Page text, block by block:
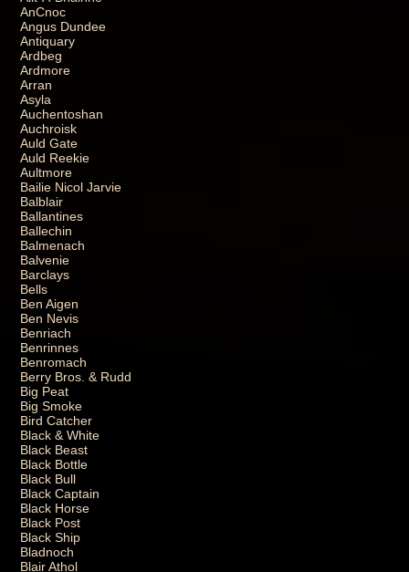
AnCnoc
Angus Dundee
Antiquary
Ardbeg
Ardmore
Arran
Asyla
Auchentoshan
Auchroisk
Auld Gate
Auld Reekie
Aultmore
Bailie Nicol Jarvie
Balblair
Ballantines
Ballechin
Balmenach
Balvenie
Barclays
Bells
Ben Aigen
Ben Nevis
Benriach
Benrinnes
Benromach
Berry Bros. & Rudd
Big Peat
Big Smoke
Bird Catcher
Black & White
Black Beast
Black Bottle
Black Bull
Black Captain
Black Horse
Black Post
Black Ship
Bladnoch
Blair Athol